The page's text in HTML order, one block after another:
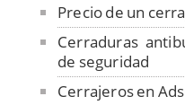
Precio de un
Cerraduras
de seguridad
Cerrajeros en